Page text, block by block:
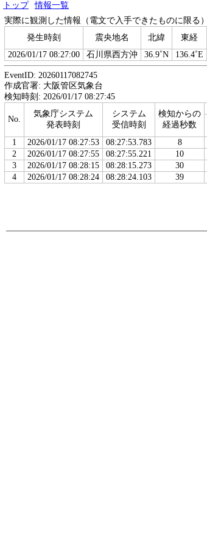
トップ
情報一覧
実際に観測した情報（電文で入手できたものに限る）
発生時刻
震央地名 北緯 東経
2026/01/17 08:27:00
石川県西方沖 36.9˚N 136.4˚E
EventID: 20260117082745
作成官署: 大阪管区気象台
検知時刻: 2026/01/17 08:27:45
No.
気象庁システム
発表時刻
システム
受信時刻
検知からの
経過秒数
1
2026/01/17 08:27:53 08:27:53.783 8
2
2026/01/17 08:27:55 08:27:55.221 10
3
2026/01/17 08:28:15 08:28:15.273 30
4
2026/01/17 08:28:24 08:28:24.103 39